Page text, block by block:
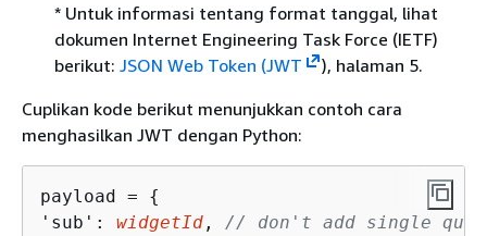
* Untuk informasi tentang format tanggal, lihat
dokumen Internet Engineering Task Force (IETF)
berikut: JSON Web Token (JWT
), halaman 5.
Cuplikan kode berikut menunjukkan contoh cara
menghasilkan JWT dengan Python:
payload = {
'sub': widgetId , // don't add single